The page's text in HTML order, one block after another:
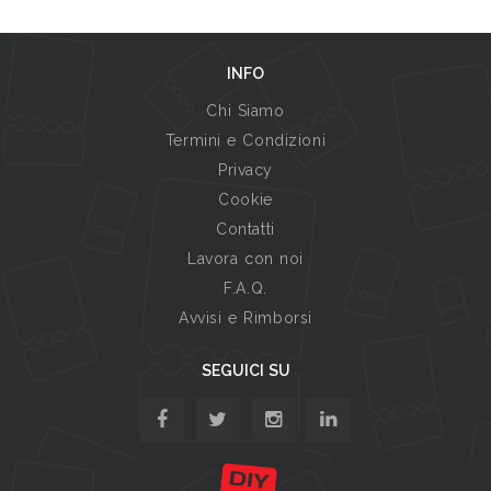
INFO
Chi Siamo
Termini e Condizioni
Privacy
Cookie
Contatti
Lavora con noi
F.A.Q.
Avvisi e Rimborsi
SEGUICI SU